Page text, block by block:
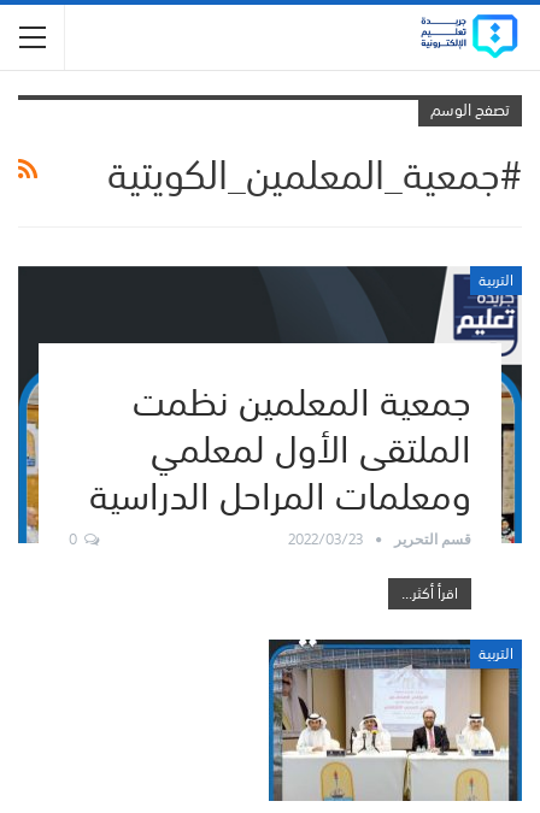
تصفح الوسم
#جمعية_المعلمين_الكويتية
التربية
جمعية المعلمين نظمت
الملتقى الأول لمعلمي
ومعلمات المراحل الدراسية
قسم التحرير 2022/03/23
0
اقرأ أكثر...
التربية